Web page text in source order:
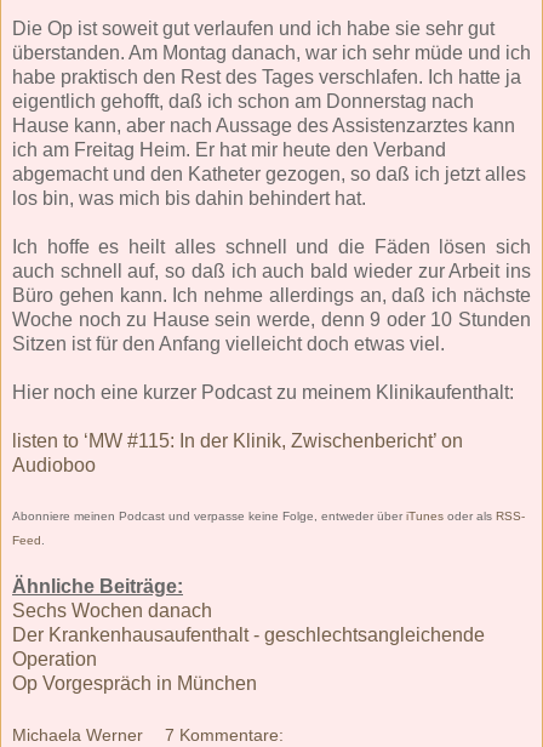
Die Op ist soweit gut verlaufen und ich habe sie sehr gut
überstanden. Am Montag danach, war ich sehr müde und ich
habe praktisch den Rest des Tages verschlafen. Ich hatte ja
eigentlich gehofft, daß ich schon am Donnerstag nach
Hause kann, aber nach Aussage des Assistenzarztes kann
ich am Freitag Heim. Er hat mir heute den Verband
abgemacht und den Katheter gezogen, so daß ich jetzt alles
los bin, was mich bis dahin behindert hat.
Ich hoffe es heilt alles schnell und die Fäden lösen sich
auch schnell auf, so daß ich auch bald wieder zur Arbeit ins
Büro gehen kann. Ich nehme allerdings an, daß ich nächste
Woche noch zu Hause sein werde, denn 9 oder 10 Stunden
Sitzen ist für den Anfang vielleicht doch etwas viel.
Hier noch eine kurzer Podcast zu meinem Klinikaufenthalt:
listen to ‘MW #115: In der Klinik, Zwischenbericht’ on
Audioboo
Abonniere meinen Podcast und verpasse keine Folge, entweder über iTunes oder als RSS-
Feed
Ähnliche Beiträge:
Sechs Wochen danach
Der Krankenhausaufenthalt - geschlechtsangleichende
Operation
Op Vorgespräch in München
Michaela Werner 7 Kommentare: